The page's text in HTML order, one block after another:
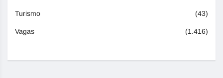
Turismo (43)
Vagas (1.416)